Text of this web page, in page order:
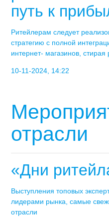
путь к
Ритейлерам следует
стратегию с полной
интернет- магазинов,
10-11-2024, 14:22
отрасли
«Дни
Выступления топовых
лидерами рынка, самые
отрасли